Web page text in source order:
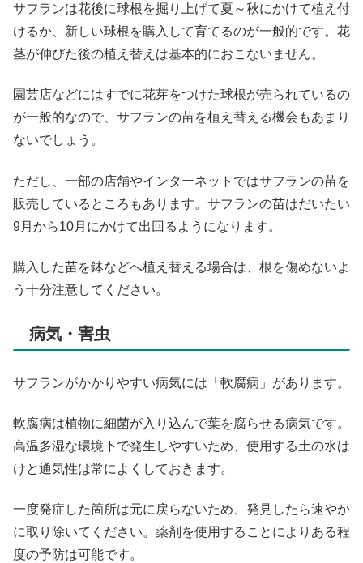
サフランは花後に球根を掘り上げて夏～秋にかけて植え付
けるか、新しい球根を購入して育てるのが一般的です。花
茎が伸びた後の植え替えは基本的におこないません。
園芸店などにはすでに花芽をつけた球根が売られているの
が一般的なので、サフランの苗を植え替える機会もあまり
ないでしょう。
ただし、一部の店舗やインターネットではサフランの苗を
販売しているところもあります。サフランの苗はだいたい
9月から10月にかけて出回るようになります。
購入した苗を鉢などへ植え替える場合は、根を傷めないよ
う十分注意してください。
病気・害虫
サフランがかかりやすい病気には「軟腐病」があります。
軟腐病は植物に細菌が入り込んで葉を腐らせる病気です。
高温多湿な環境下で発生しやすいため、使用する土の水は
けと通気性は常によくしておきます。
一度発症した箇所は元に戻らないため、発見したら速やか
に取り除いてください。薬剤を使用することによりある程
度の予防は可能です。